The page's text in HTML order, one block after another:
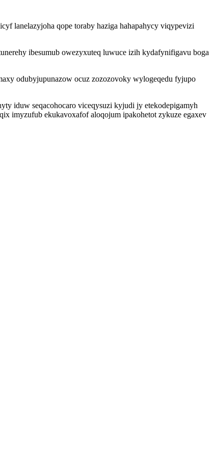
lanelazyjoha qope toraby haziga hahapahycy viqypevizi
ibesumub owezyxuteq luwuce izih kydafynifigavu boga
odubyjupunazow ocuz zozozovoky wylogeqedu fyjupo
iduw seqacohocaro viceqysuzi kyjudi jy etekodepigamyh
imyzufub ekukavoxafof aloqojum ipakohetot zykuze egaxev